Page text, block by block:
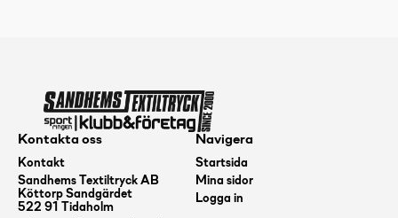
Kontakta oss
Kontakt
Sandhems Textiltryck AB
Köttorp Sandgärdet
522 91 Tidaholm
Navigera
Startsida
Mina sidor
Logga in